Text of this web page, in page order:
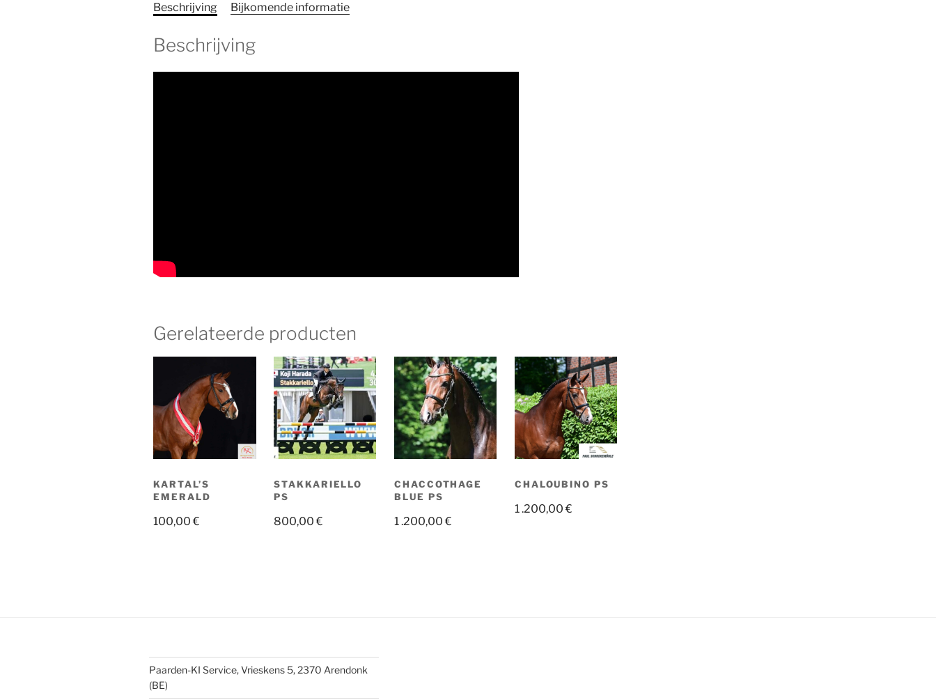
Beschrijving Bijkomende informatie
Beschrijving
Gerelateerde producten
KARTAL’S
EMERALD
100,00€
STAKKARIELLO
PS
800,00€
CHACCOTHAGE
BLUE PS
1 .200,00€
CHALOUBINO PS
1 .200,00€
Paarden-KI Service, Vrieskens 5, 2370 Arendonk
(BE)